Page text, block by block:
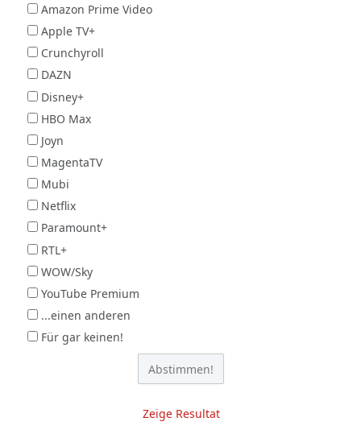
Amazon Prime Video
Apple TV+
Crunchyroll
DAZN
Disney+
HBO Max
Joyn
MagentaTV
Mubi
Netflix
Paramount+
RTL+
WOW/Sky
YouTube Premium
...einen anderen
Für gar keinen!
Zeige Resultat